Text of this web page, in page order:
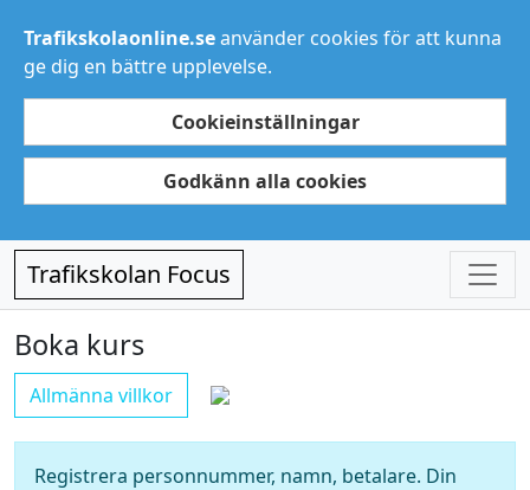
Trafikskolaonline.seanvänder cookies för att kunna
ge dig en bättre upplevelse.
Cookieinställningar
Godkänn alla cookies
Trafikskolan Focus
Boka kurs
Allmänna villkor
Registrera personnummer, namn, betalare. Din